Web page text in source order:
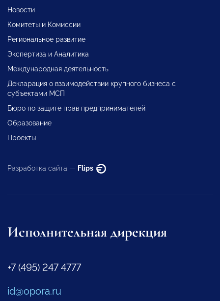
Новости
Комитеты и Комиссии
Региональное развитие
Экспертиза и Аналитика
Международная деятельность
Декларация о взаимодействии крупного бизнеса с
субъектами МСП
Бюро по защите прав предпринимателей
Образование
Проекты
Разработка сайта — Flips
Исполнительная дирекция
+7 (495) 247 4777
id@opora.ru